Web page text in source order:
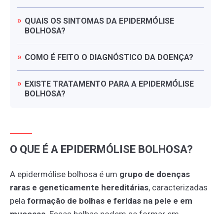
QUAIS OS SINTOMAS DA EPIDERMÓLISE
BOLHOSA?
COMO É FEITO O DIAGNÓSTICO DA DOENÇA?
EXISTE TRATAMENTO PARA A EPIDERMÓLISE
BOLHOSA?
O QUE É A EPIDERMÓLISE BOLHOSA?
A epidermólise bolhosa é um grupo de doenças
raras e geneticamente hereditárias, caracterizadas
pela formação de bolhas e feridas na pele e em